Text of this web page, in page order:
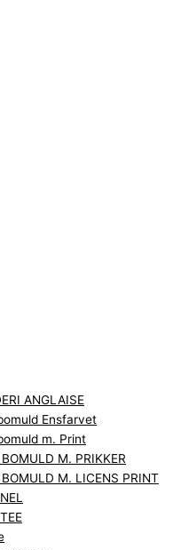
ANGLAISE
Ensfarvet
m. Print
M. PRIKKER
BOMULD M. LICENS PRINT